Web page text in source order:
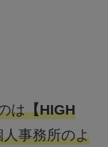
は【HIGH
人事務所のよ